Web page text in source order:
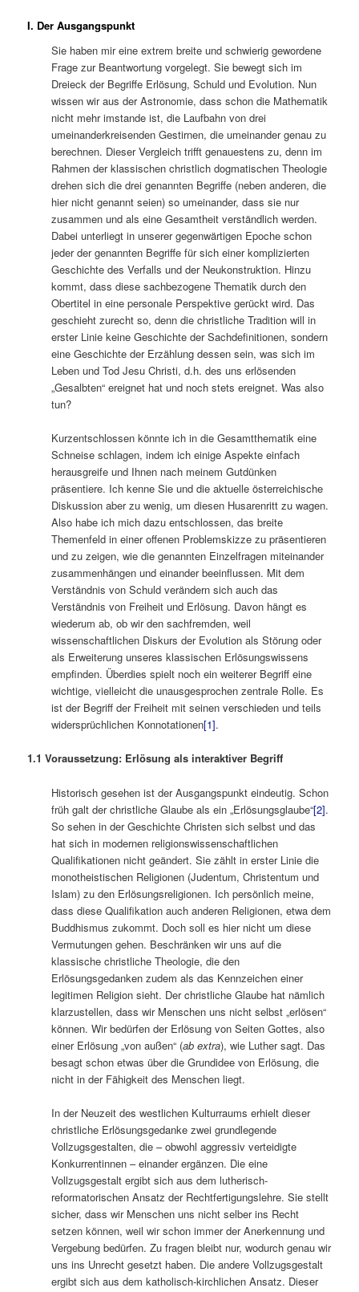
I. Der Ausgangspunkt
Sie haben mir eine extrem breite und schwierig gewordene
Frage zur Beantwortung vorgelegt. Sie bewegt sich im
Dreieck der Begriffe Erlösung, Schuld und Evolution. Nun
wissen wir aus der Astronomie, dass schon die Mathematik
nicht mehr imstande ist, die Laufbahn von drei
umeinanderkreisenden Gestirnen, die umeinander genau zu
berechnen. Dieser Vergleich trifft genauestens zu, denn im
Rahmen der klassischen christlich dogmatischen Theologie
drehen sich die drei genannten Begriffe (neben anderen, die
hier nicht genannt seien) so umeinander, dass sie nur
zusammen und als eine Gesamtheit verständlich werden.
Dabei unterliegt in unserer gegenwärtigen Epoche schon
jeder der genannten Begriffe für sich einer komplizierten
Geschichte des Verfalls und der Neukonstruktion. Hinzu
kommt, dass diese sachbezogene Thematik durch den
Obertitel in eine personale Perspektive gerückt wird. Das
geschieht zurecht so, denn die christliche Tradition will in
erster Linie keine Geschichte der Sachdefinitionen, sondern
eine Geschichte der Erzählung dessen sein, was sich im
Leben und Tod Jesu Christi, d.h. des uns erlösenden
„Gesalbten“ ereignet hat und noch stets ereignet. Was also
tun?
Kurzentschlossen könnte ich in die Gesamtthematik eine
Schneise schlagen, indem ich einige Aspekte einfach
herausgreife und Ihnen nach meinem Gutdünken
präsentiere. Ich kenne Sie und die aktuelle österreichische
Diskussion aber zu wenig, um diesen Husarenritt zu wagen.
Also habe ich mich dazu entschlossen, das breite
Themenfeld in einer offenen Problemskizze zu präsentieren
und zu zeigen, wie die genannten Einzelfragen miteinander
zusammenhängen und einander beeinflussen. Mit dem
Verständnis von Schuld verändern sich auch das
Verständnis von Freiheit und Erlösung. Davon hängt es
wiederum ab, ob wir den sachfremden, weil
wissenschaftlichen Diskurs der Evolution als Störung oder
als Erweiterung unseres klassischen Erlösungswissens
empfinden. Überdies spielt noch ein weiterer Begriff eine
wichtige, vielleicht die unausgesprochen zentrale Rolle. Es
ist der Begriff der Freiheit mit seinen verschieden und teils
widersprüchlichen Konnotationen[1].
1.1 Voraussetzung: Erlösung als interaktiver Begriff
Historisch gesehen ist der Ausgangspunkt eindeutig. Schon
früh galt der christliche Glaube als ein „Erlösungsglaube“[2].
So sehen in der Geschichte Christen sich selbst und das
hat sich in modernen religionswissenschaftlichen
Qualifikationen nicht geändert. Sie zählt in erster Linie die
monotheistischen Religionen (Judentum, Christentum und
Islam) zu den Erlösungsreligionen. Ich persönlich meine,
dass diese Qualifikation auch anderen Religionen, etwa dem
Buddhismus zukommt. Doch soll es hier nicht um diese
Vermutungen gehen. Beschränken wir uns auf die
klassische christliche Theologie, die den
Erlösungsgedanken zudem als das Kennzeichen einer
legitimen Religion sieht. Der christliche Glaube hat nämlich
klarzustellen, dass wir Menschen uns nicht selbst „erlösen“
können. Wir bedürfen der Erlösung von Seiten Gottes, also
einer Erlösung „von außen“ (ab extra), wie Luther sagt. Das
besagt schon etwas über die Grundidee von Erlösung, die
nicht in der Fähigkeit des Menschen liegt.
In der Neuzeit des westlichen Kulturraums erhielt dieser
christliche Erlösungsgedanke zwei grundlegende
Vollzugsgestalten, die – obwohl aggressiv verteidigte
Konkurrentinnen – einander ergänzen. Die eine
Vollzugsgestalt ergibt sich aus dem lutherisch-
reformatorischen Ansatz der Rechtfertigungslehre. Sie stellt
sicher, dass wir Menschen uns nicht selber ins Recht
setzen können, weil wir schon immer der Anerkennung und
Vergebung bedürfen. Zu fragen bleibt nur, wodurch genau wir
uns ins Unrecht gesetzt haben. Die andere Vollzugsgestalt
ergibt sich aus dem katholisch-kirchlichen Ansatz. Dieser